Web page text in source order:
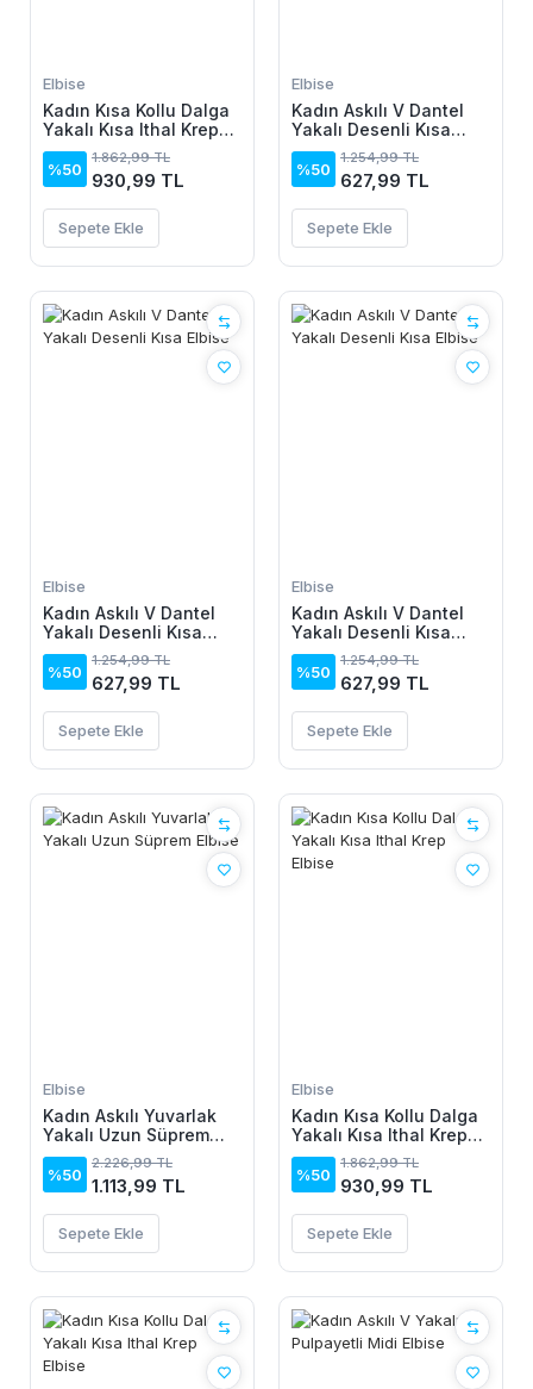
Elbise
Kadın Kısa Kollu Dalga
Yakalı Kısa Ithal Krep
Elbise
%50
1.862,99 TL
930,99 TL
Sepete Ekle
Elbise
Kadın Askılı V Dantel
Yakalı Desenli Kısa
Elbise
%50
1.254,99 TL
627,99 TL
Sepete Ekle
Elbise
Kadın Askılı V Dantel
Yakalı Desenli Kısa
Elbise
%50
1.254,99 TL
627,99 TL
Sepete Ekle
Elbise
Kadın Askılı V Dantel
Yakalı Desenli Kısa
Elbise
%50
1.254,99 TL
627,99 TL
Sepete Ekle
Elbise
Kadın Askılı Yuvarlak
Yakalı Uzun Süprem
Elbise
%50
2.226,99 TL
1.113,99 TL
Sepete Ekle
Elbise
Kadın Kısa Kollu Dalga
Yakalı Kısa Ithal Krep
Elbise
%50
1.862,99 TL
930,99 TL
Sepete Ekle